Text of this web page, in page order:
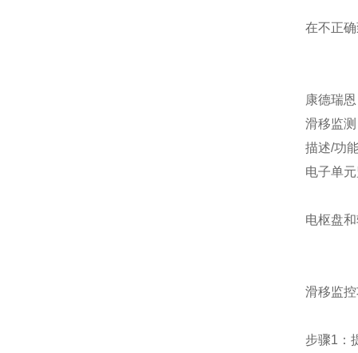
在不正
康德瑞
滑移监测
描述/功
电子单
电枢盘
滑移监
步骤1：